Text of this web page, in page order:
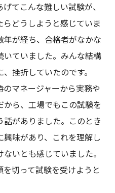
てこんな難しい試験が、
らどうしようと感じていま
年が経ち、合格者がなかな
いていました。みんな結構
挫折していたのです。
のマネージャーから実務や
から、工場でもこの試験を
話がありました。このとき
興味があり、これを理解し
いとも感じていました。
切って試験を受けようと